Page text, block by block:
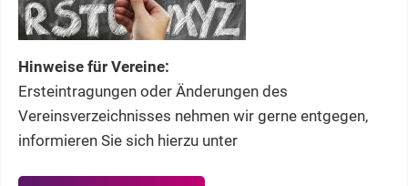
Hinweise für Vereine:
Ersteintragungen oder Änderungen des
Vereinsverzeichnisses nehmen wir gerne entgegen,
informieren Sie sich hierzu unter